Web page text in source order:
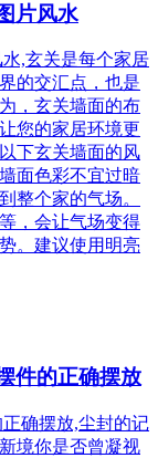
片风水
,玄关是每个家居
的交汇点，也是
，玄关墙面的布
您的家居环境更
下玄关墙面的风
面色彩不宜过暗
整个家的气场。
，会让气场变得
。建议使用明亮
件的正确摆放
确摆放,尘封的记
境你是否曾凝视